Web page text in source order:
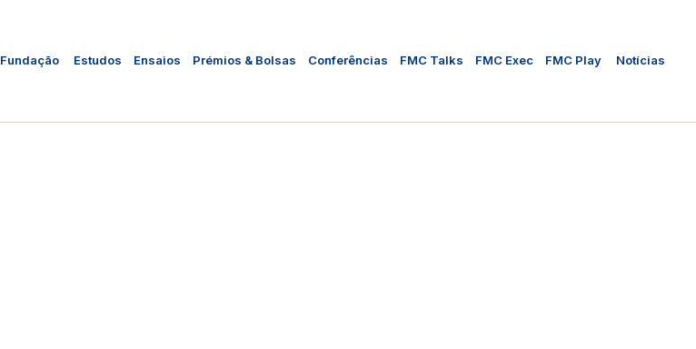
Fundação Estudos Ensaios Prémios & Bolsas Conferências FMC Talks FMC Exec FMC Play Notícias